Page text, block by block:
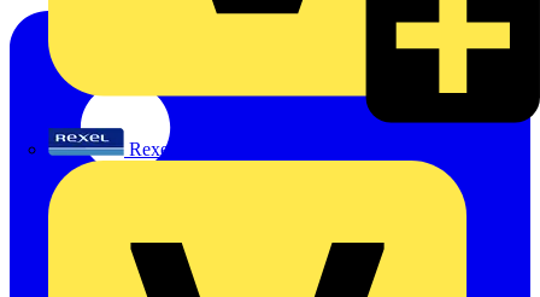
Rexel